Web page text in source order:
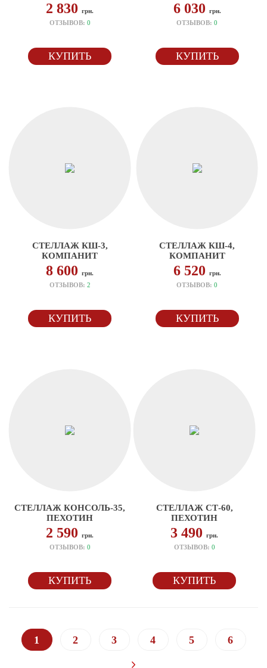
2 830грн.
ОТЗЫВОВ: 0
КУПИТЬ
6 030 грн.
ОТЗЫВОВ:0
КУПИТЬ
СТЕЛЛАЖ КШ-3,
КОМПАНИТ
8 600грн.
ОТЗЫВОВ: 2
КУПИТЬ
СТЕЛЛАЖ КШ-4,
КОМПАНИТ
6 520 грн.
ОТЗЫВОВ:0
КУПИТЬ
СТЕЛЛАЖ КОНСОЛЬ-35,
ПЕХОТИН
2 590грн.
ОТЗЫВОВ: 0
КУПИТЬ
СТЕЛЛАЖ СТ-60,
ПЕХОТИН
3 490грн.
ОТЗЫВОВ: 0
КУПИТЬ
1 2 3 4 5 6